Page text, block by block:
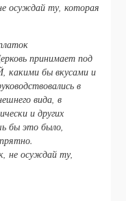
осуждай ту, которая
принимает под
бы вкусами и
в
вида, в
и других
бы это было,
не осуждай ту,